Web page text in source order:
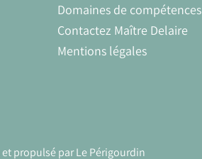
Domaines de compétences
Contactez Maître Delaire
Mentions légales
et propulsé parLe Périgourdin